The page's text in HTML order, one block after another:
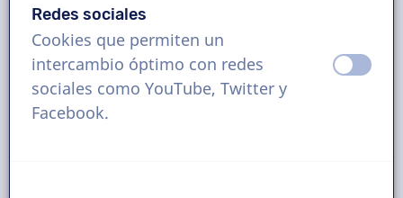
Reserva la locución de español
latinoamericano perfecta en solo unos clics
o solicita una demostración gratuita. La
mayoría de los locutores entregan en 24
horas o menos. Una vez realizado el pedido,
Redes sociales
Cookies que permiten un
intercambio óptimo con redes
sociales como YouTube, Twitter y
Facebook.